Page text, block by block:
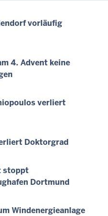
vorläufig
4. Advent keine
verliert
Doktorgrad
stoppt
Dortmund
Windenergieanlage